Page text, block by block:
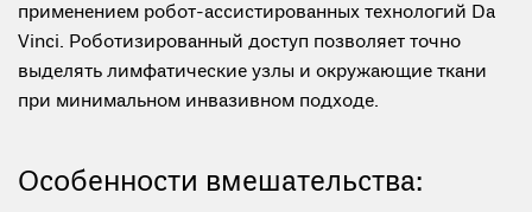
применением робот-ассистированных технологий Da
Vinci. Роботизированный доступ позволяет точно
выделять лимфатические узлы и окружающие ткани
при минимальном инвазивном подходе.
Особенности вмешательства: